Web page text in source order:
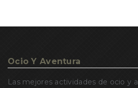
Ocio Y Aventura
Las mejores actividades de ocio y